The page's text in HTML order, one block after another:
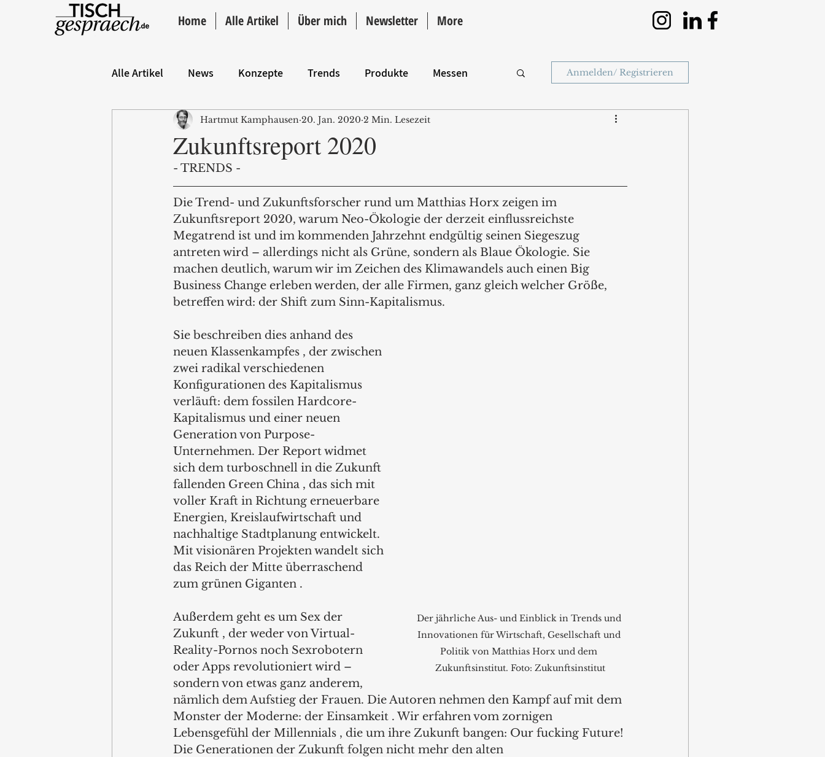
Home Alle Artikel Über mich Newsletter More
Alle Artikel News Konzepte Trends Produkte Messen
Hintergrund ANZEIGE Intro
Anmelden/ Registrieren
Zukunftsreport 2020
Hartmut Kamphausen 20. Jan. 2020 2 Min. Lesezeit
- TRENDS -
Die Trend- und Zukunftsforscher rund um Matthias Horx zeigen im
Zukunftsreport 2020, warum Neo-Ökologie der derzeit einflussreichste
Megatrend ist und im kommenden Jahrzehnt endgültig seinen Siegeszug
antreten wird – allerdings nicht als Grüne, sondern als Blaue Ökologie. Sie
machen deutlich, warum wir im Zeichen des Klimawandels auch einen Big
Business Change erleben werden, der alle Firmen, ganz gleich welcher Größe,
betreffen wird: der Shift zum Sinn-Kapitalismus.
Der jährliche Aus- und Einblick in Trends und
Innovationen für Wirtschaft, Gesellschaft und
Politik von Matthias Horx und dem
Zukunftsinstitut. Foto: Zukunftsinstitut
Sie beschreiben dies anhand des
neuen Klassenkampfes , der zwischen
zwei radikal verschiedenen
Konfigurationen des Kapitalismus
verläuft: dem fossilen Hardcore-
Kapitalismus und einer neuen
Generation von Purpose-
Unternehmen. Der Report widmet
sich dem turboschnell in die Zukunft
fallenden Green China , das sich mit
voller Kraft in Richtung erneuerbare
Energien, Kreislaufwirtschaft und
nachhaltige Stadtplanung entwickelt.
Mit visionären Projekten wandelt sich
das Reich der Mitte überraschend
zum grünen Giganten .
Außerdem geht es um Sex der
Zukunft , der weder von Virtual-
Reality-Pornos noch Sexrobotern
oder Apps revolutioniert wird –
sondern von etwas ganz anderem,
nämlich dem Aufstieg der Frauen. Die Autoren nehmen den Kampf auf mit dem
Monster der Moderne: der Einsamkeit . Wir erfahren vom zornigen
Lebensgefühl der Millennials , die um ihre Zukunft bangen: Our fucking Future!
Die Generationen der Zukunft folgen nicht mehr den alten